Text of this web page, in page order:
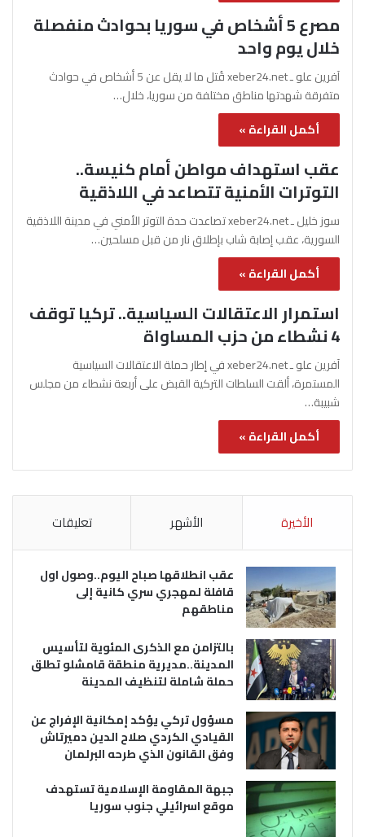
مصرع 5 أشخاص في سوريا بحوادث منفصلة
خلال يوم واحد
آفرين علو ـ xeber24.net قُتل ما لا يقل عن 5 أشخاص في حوادث
متفرقة شهدتها مناطق مختلفة من سوريا، خلال…
أكمل القراءة »
عقب استهداف مواطن أمام كنيسة..
التوترات الأمنية تتصاعد في اللاذقية
سوز خليل ـ xeber24.net تصاعدت حدة التوتر الأمني في مدينة اللاذقية
السورية، عقب إصابة شاب بإطلاق نار من قبل مسلحين…
أكمل القراءة »
استمرار الاعتقالات السياسية.. تركيا توقف
4 نشطاء من حزب المساواة
آفرين علو ـ xeber24.net في إطار حملة الاعتقالات السياسية
المستمرة، ألقت السلطات التركية القبض على أربعة نشطاء من مجلس
شبيبة…
أكمل القراءة »
الأخيرة الأشهر تعليقات
عقب انطلاقها صباح اليوم..وصول اول
قافلة لمهجري سري كانية إلى
مناطقهم
بالتزامن مع الذكرى المئوية لتأسيس
المدينة..مديرية منطقة قامشلو تطلق
حملة شاملة لتنظيف المدينة
مسؤول تركي يؤكد إمكانية الإفراج عن
القيادي الكردي صلاح الدين دميرتاش
وفق القانون الذي طرحه البرلمان
جبهة المقاومة الإسلامية تستهدف
موقع اسرائيلي جنوب سوريا